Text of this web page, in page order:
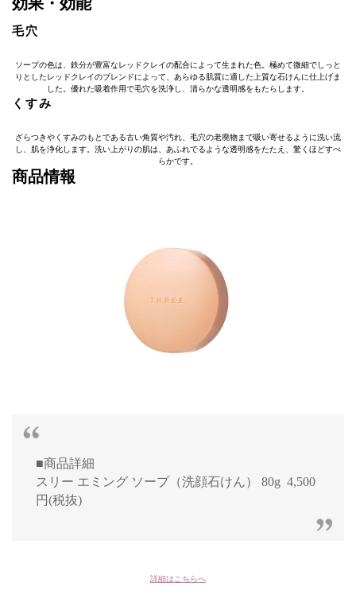
毛穴
ソープの色は、鉄分が豊富なレッドクレイの配合によって生まれた色。極めて微細でしっと
りとしたレッドクレイのブレンドによって、あらゆる肌質に適した上質な石けんに仕上げま
した。優れた吸着作用で毛穴を洗浄し、清らかな透明感をもたらします。
くすみ
ざらつきやくすみのもとである古い角質や汚れ、毛穴の老廃物まで吸い寄せるように洗い流
し、肌を浄化します。洗い上がりの肌は、あふれでるような透明感をたたえ、驚くほどすべ
らかです。
商品情報
■商品詳細
スリー エミング ソープ（洗顔石けん） 80g 4,500
円(税抜)
詳細はこちらへ